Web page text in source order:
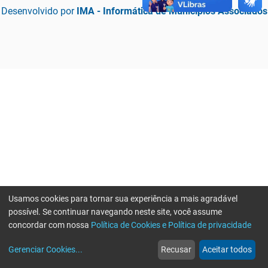
Desenvolvido por IMA - Informática de Municípios Associados
web
Notícias
more_horiz
Mais
Usamos cookies para tornar sua experiência a mais agradável
possível. Se continuar navegando neste site, você assume
concordar com nossa Política de Cookies e Política de privacidade
Gerenciar Cookies... Recusar Aceitar todos
Erro ao enviar informações, por favor tente novamente